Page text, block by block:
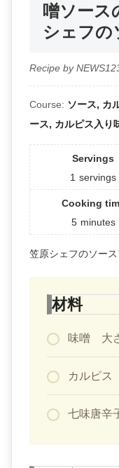
噌ソース
シェフの
Recipe by
Course: ソース, カ
ース, カルピス入り
Servings
1 servings
Cooking
5 minutes
笠原シェフのソース
材料
味噌 大
カルピ
七味唐辛